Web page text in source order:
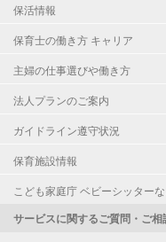
保活情報
保育士の働き方 キャリア
主婦の仕事選びや働き方
法人プランのご案内
ガイドライン遵守状況
保育施設情報
こども家庭庁 ベビーシッター
サービスに関するご質問・ご相